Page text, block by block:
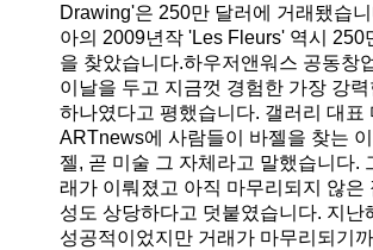
Drawing'은 250만 달러에 거래됐습
아의 2009년작 'Les Fleurs' 역시 250
을 찾았습니다.하우저앤워스 공동창
이날을 두고 지금껏 경험한 가장 강력
하나였다고 평했습니다. 갤러리 대표
ARTnews에 사람들이 바젤을 찾는
젤, 곧 미술 그 자체라고 말했습니다.
래가 이뤄졌고 아직 마무리되지 않은
성도 상당하다고 덧붙였습니다. 지난
성공적이었지만 거래가 마무리되기